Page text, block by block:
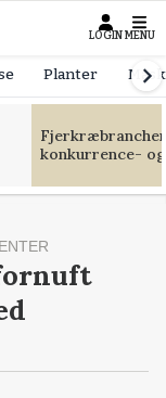
LOGIN MENU
Planter
konkurrence-